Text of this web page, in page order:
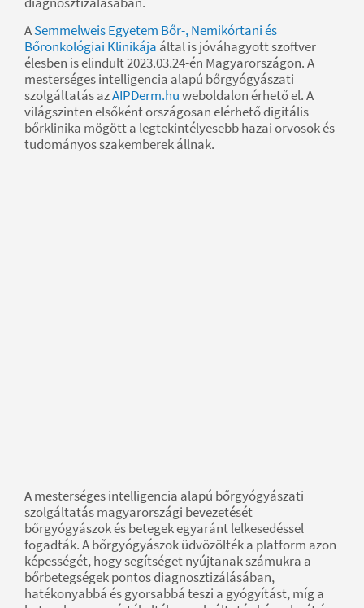
ASemmelweis Egyetem Bőr-, Nemikórtani és
Bőronkológiai Klinikája által is jóváhagyott szoftver
élesben is elindult 2023.03.24-én Magyarországon. A
mesterséges intelligencia alapú bőrgyógyászati
szolgáltatás azAIPDerm.huweboldalon érhető el. A
világszinten elsőként országosan elérhető digitális
bőrklinika mögött a legtekintélyesebb hazai orvosok és
tudományos szakemberek állnak.
A mesterséges intelligencia alapú bőrgyógyászati
szolgáltatás magyarországi bevezetését
bőrgyógyászok és betegek egyaránt lelkesedéssel
fogadták. A bőrgyógyászok üdvözölték a platform azon
képességét, hogy segítséget nyújtanak számukra a
bőrbetegségek pontos diagnosztizálásában,
hatékonyabbá és gyorsabbá teszi a gyógyítást, míg a